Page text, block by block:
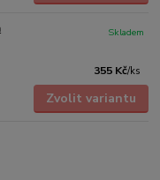
355 Kč/ks
Skladem
Zvolit variantu